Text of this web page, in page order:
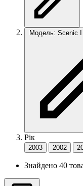
Модель: Scenic I
Рік
2003 2002
Знайдено 40